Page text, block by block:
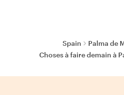
Spain
Palma de
Choses à faire demain à